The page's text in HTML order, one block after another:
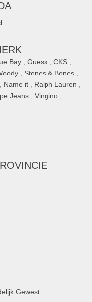
Bay Guess CKS
Stones & Bones
Name it Ralph Lauren
Jeans Vingino
Gewest